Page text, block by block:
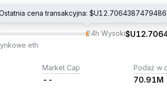
cena transakcyjna:
24h Wysoki$U
eth
Market Cap
--
Podaż w
70.91M